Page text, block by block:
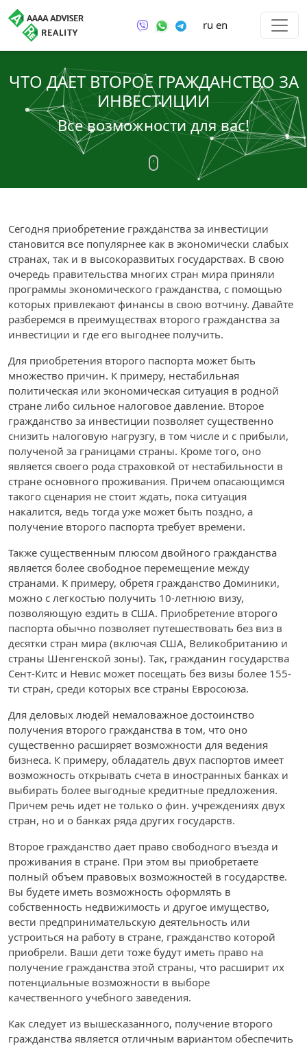
ru en
ЧТО ДАЕТ ВТОРОЕ ГРАЖДАНСТВО ЗА
ИНВЕСТИЦИИ
Все возможности для вас!
Сегодня приобретение гражданства за инвестиции
становится все популярнее как в экономически слабых
странах, так и в высокоразвитых государствах. В свою
очередь правительства многих стран мира приняли
программы экономического гражданства, с помощью
которых привлекают финансы в свою вотчину. Давайте
разберемся в преимуществах второго гражданства за
инвестиции и где его выгоднее получить.
Для приобретения второго паспорта может быть
множество причин. К примеру, нестабильная
политическая или экономическая ситуация в родной
стране либо сильное налоговое давление. Второе
гражданство за инвестиции позволяет существенно
снизить налоговую нагрузгу, в том числе и с прибыли,
полученой за границами страны. Кроме того, оно
является своего рода страховкой от нестабильности в
стране основного проживания. Причем опасающимся
такого сценария не стоит ждать, пока ситуация
накалится, ведь тогда уже может быть поздно, а
получение второго паспорта требует времени.
Также существенным плюсом двойного гражданства
является более свободное перемещение между
странами. К примеру, обретя гражданство Доминики,
можно с легкостью получить 10-летнюю визу,
позволяющую ездить в США. Приобретение второго
паспорта обычно позволяет путешествовать без виз в
десятки стран мира (включая США, Великобританию и
страны Шенгенской зоны). Так, гражданин государства
Сент-Китс и Невис может посещать без визы более 155-
ти стран, среди которых все страны Евросоюза.
Для деловых людей немаловажное достоинство
получения второго гражданства в том, что оно
существенно расширяет возможности для ведения
бизнеса. К примеру, обладатель двух паспортов имеет
возможность открывать счета в иностранных банках и
выбирать более выгодные кредитные предложения.
Причем речь идет не только о фин. учреждениях двух
стран, но и о банках ряда других государств.
Второе гражданство дает право свободного въезда и
проживания в стране. При этом вы приобретаете
полный объем правовых возможностей в государстве.
Вы будете иметь возможность оформлять в
собственность недвижимость и другое имущество,
вести предпринимательскую деятельность или
устроиться на работу в стране, гражданство которой
приобрели. Ваши дети тоже будут иметь право на
получение гражданства этой страны, что расширит их
потенциальные возможности в выборе
качественного учебного заведения.
Как следует из вышесказанного, получение второго
гражданства является отличным вариантом обеспечить